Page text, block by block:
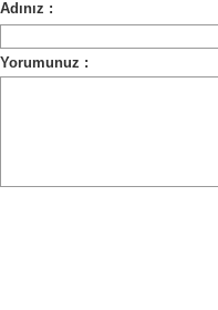
Adınız :
Yorumunuz :